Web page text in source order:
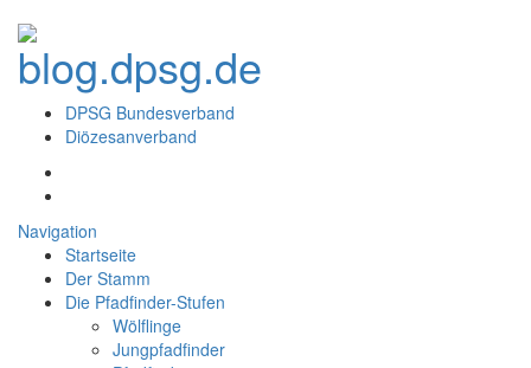
DPSG Bundesverband
Diözesanverband
Navigation
Startseite
Der Stamm
Die Pfadfinder-Stufen
Wölflinge
Jungpfadfinder